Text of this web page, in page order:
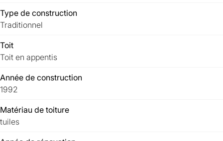
Type de construction
Traditionnel
Toit
Toit en appentis
Année de construction
1992
Matériau de toiture
tuiles